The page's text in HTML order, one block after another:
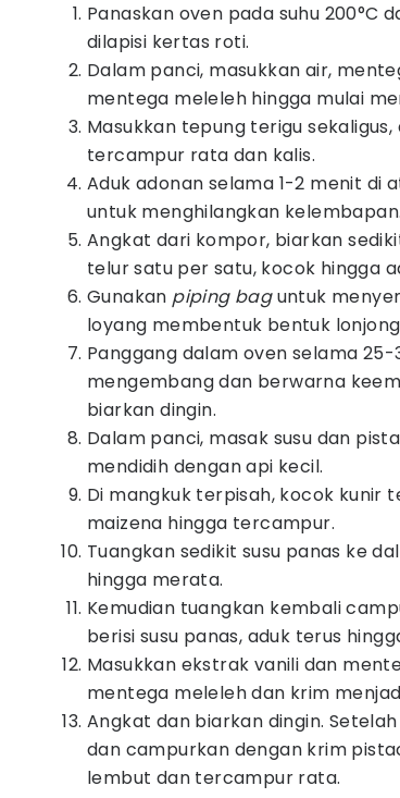
Panaskan oven pada suhu 200°C
dilapisi kertas roti.
Dalam panci, masukkan air,
mentega meleleh hingga mulai
Masukkan tepung terigu
tercampur rata dan kalis.
Aduk adonan selama 1-2 menit di
untuk menghilangkan kelembapan.
Angkat dari kompor, biarkan
telur satu per satu, kocok hingga
Gunakan piping baguntuk
loyang membentuk bentuk
Panggang dalam oven selama
mengembang dan berwarna
biarkan dingin.
Dalam panci, masak susu dan
mendidih dengan api kecil.
Di mangkuk terpisah, kocok kunir
maizena hingga tercampur.
Tuangkan sedikit susu panas ke
hingga merata.
Kemudian tuangkan kembali
berisi susu panas, aduk terus
Masukkan ekstrak vanili dan
mentega meleleh dan krim
Angkat dan biarkan dingin.
dan campurkan dengan krim
lembut dan tercampur rata.